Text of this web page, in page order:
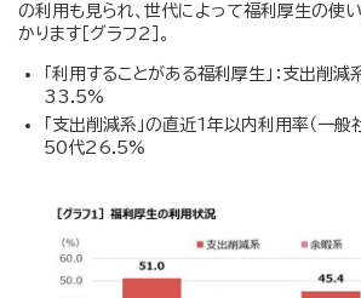
の利用も見られ、世代によって福利厚生の使
かります［グラフ2］。
「利用することがある福利厚生」：支出削
33.5%
「支出削減系」の直近1年以内利用率（一般
50代26.5%